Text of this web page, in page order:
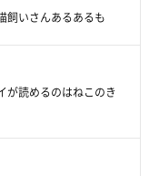
飼いさんあるあるも
が読めるのはねこのき